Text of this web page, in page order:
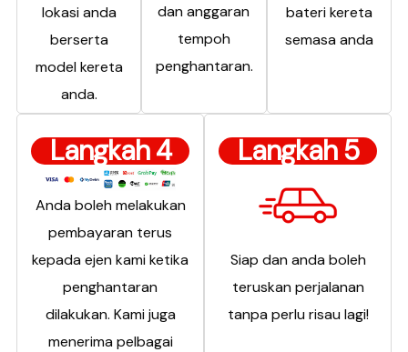
lokasi anda
berserta
model kereta
anda.
dan anggaran
tempoh
penghantaran.
bateri kereta
semasa anda
Langkah 4
Anda boleh melakukan
pembayaran terus
kepada ejen kami ketika
penghantaran
dilakukan. Kami juga
menerima pelbagai
Langkah 5
Siap dan anda boleh
teruskan perjalanan
tanpa perlu risau lagi!